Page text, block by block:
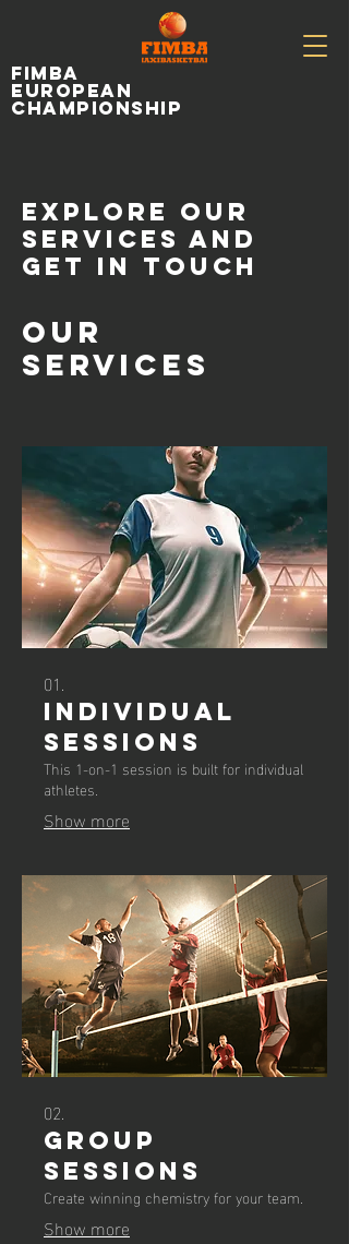
fimba
european
championship
Explore our
services and
get in touch
Our
Services
01.
Individual
Sessions
This 1-on-1 session is built for individual
athletes.
Show more
02.
GROUP
SESSIONS
Create winning chemistry for your team.
Show more